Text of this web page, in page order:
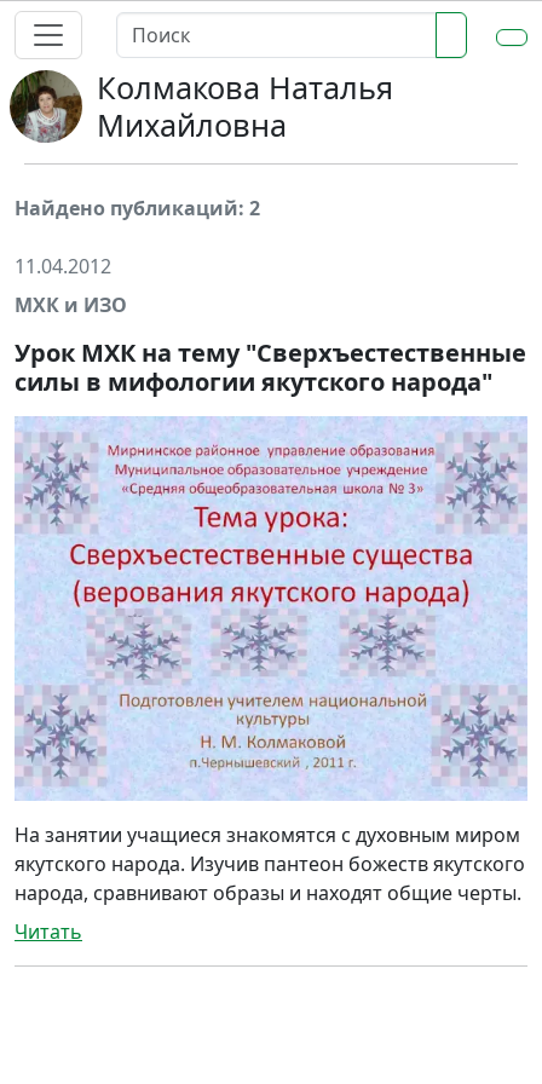
Колмакова Наталья
Михайловна
Найдено публикаций: 2
11.04.2012
МХК и ИЗО
Урок МХК на тему "Сверхъестественные
силы в мифологии якутского народа"
На занятии учащиеся знакомятся с духовным миром
якутского народа. Изучив пантеон божеств якутского
народа, сравнивают образы и находят общие черты.
Читать